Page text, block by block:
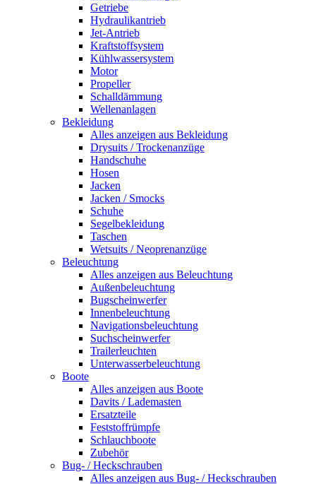
Getriebe
Hydraulikantrieb
Jet-Antrieb
Kraftstoffsystem
Kühlwassersystem
Motor
Propeller
Schalldämmung
Wellenanlagen
Bekleidung
Alles anzeigen aus Bekleidung
Drysuits / Trockenanzüge
Handschuhe
Hosen
Jacken
Jacken / Smocks
Schuhe
Segelbekleidung
Taschen
Wetsuits / Neoprenanzüge
Beleuchtung
Alles anzeigen aus Beleuchtung
Außenbeleuchtung
Bugscheinwerfer
Innenbeleuchtung
Navigationsbeleuchtung
Suchscheinwerfer
Trailerleuchten
Unterwasserbeleuchtung
Boote
Alles anzeigen aus Boote
Davits / Lademasten
Ersatzteile
Feststoffrümpfe
Schlauchboote
Zubehör
Bug- / Heckschrauben
Alles anzeigen aus Bug- / Heckschrauben